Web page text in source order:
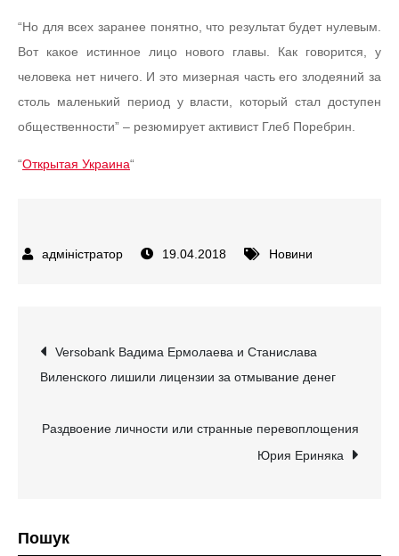
“Но для всех заранее понятно, что результат будет нулевым.
Вот какое истинное лицо нового главы. Как говорится, у
человека нет ничего. И это мизерная часть его злодеяний за
столь маленький период у власти, который стал доступен
общественности” – резюмирует активист Глеб Поребрин.
“Открытая Украина“
19.04.2018 Новини
Навігація
записів
Versobank Вадима Ермолаева и Станислава
Виленского лишили лицензии за отмывание денег
Раздвоение личности или странные перевоплощения
Юрия Ериняка
Пошук